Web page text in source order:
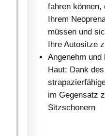
fahren können,
Ihrem
müssen und
Ihre Autositze
Angenehm
Haut: Dank
im Gegensatz
Sitzschonern